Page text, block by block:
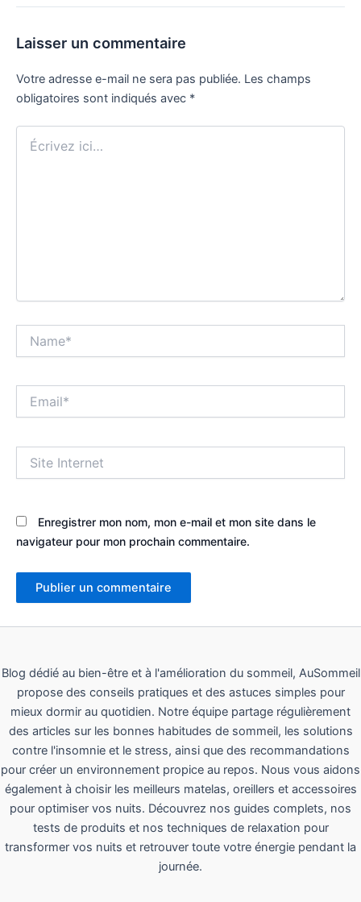
Laisser un commentaire
Votre adresse e-mail ne sera pas publiée. Les champs
obligatoires sont indiqués avec *
Écrivez
ici…
Internet
Enregistrer mon nom, mon e-mail et mon site dans le
navigateur pour mon prochain commentaire.
Blog dédié au bien-être et à l'amélioration du sommeil, AuSommeil
propose des conseils pratiques et des astuces simples pour
mieux dormir au quotidien. Notre équipe partage régulièrement
des articles sur les bonnes habitudes de sommeil, les solutions
contre l'insomnie et le stress, ainsi que des recommandations
pour créer un environnement propice au repos. Nous vous aidons
également à choisir les meilleurs matelas, oreillers et accessoires
pour optimiser vos nuits. Découvrez nos guides complets, nos
tests de produits et nos techniques de relaxation pour
transformer vos nuits et retrouver toute votre énergie pendant la
journée.